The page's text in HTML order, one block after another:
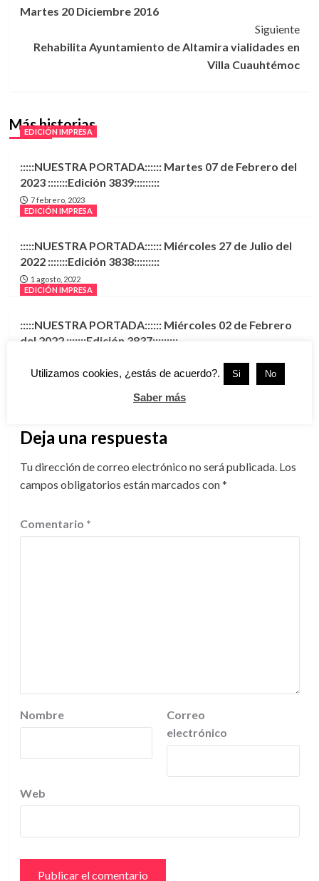
de
entradas
Martes 20 Diciembre 2016
Siguiente
Rehabilita Ayuntamiento de Altamira vialidades en
Villa Cuauhtémoc
Más historias
EDICIÓN IMPRESA
:::::NUESTRA PORTADA:::::: Martes 07 de Febrero del
2023 :::::::Edición 3839:::::::::
7 febrero, 2023
EDICIÓN IMPRESA
:::::NUESTRA PORTADA:::::: Miércoles 27 de Julio del
2022 :::::::Edición 3838:::::::::
1 agosto, 2022
EDICIÓN IMPRESA
:::::NUESTRA PORTADA:::::: Miércoles 02 de Febrero
del 2022 :::::::Edición 3837:::::::::
Deja una respuesta
Tu dirección de correo electrónico no será publicada. Los
campos obligatorios están marcados con*
Comentario *
Nombre
Correo
electrónico
Web
Utilizamos cookies, ¿estás de acuerdo?. Si No
Saber más